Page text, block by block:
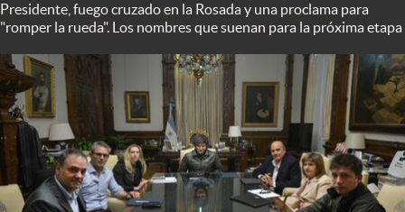
Infotechnology
Clase
Clima
Mundial 2026
Eventos Corporativos
El Cronista Studio
Presidente, fuego cruzado en la Rosada y una proclama para
"romper la rueda". Los nombres que suenan para la próxima etapa